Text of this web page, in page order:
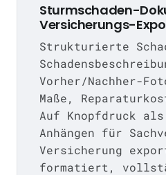
Sturmschaden-
Versicherungs-
Strukturierte
Vorher/Nachher-
Maße,
Auf Knopfdruck
Anhängen für
Versicherung
formatiert,